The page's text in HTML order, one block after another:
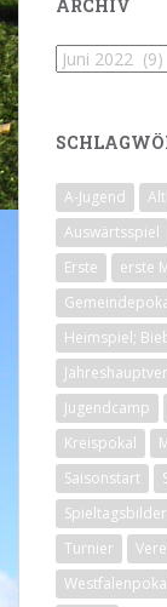
ARCHIV
Archiv
A-Jugend
Auswärtsspiel
Erste
erste
Heimspiel;
Jugendcamp
Kreispokal
Saisonstart
Spieltagsbilder
Turnier